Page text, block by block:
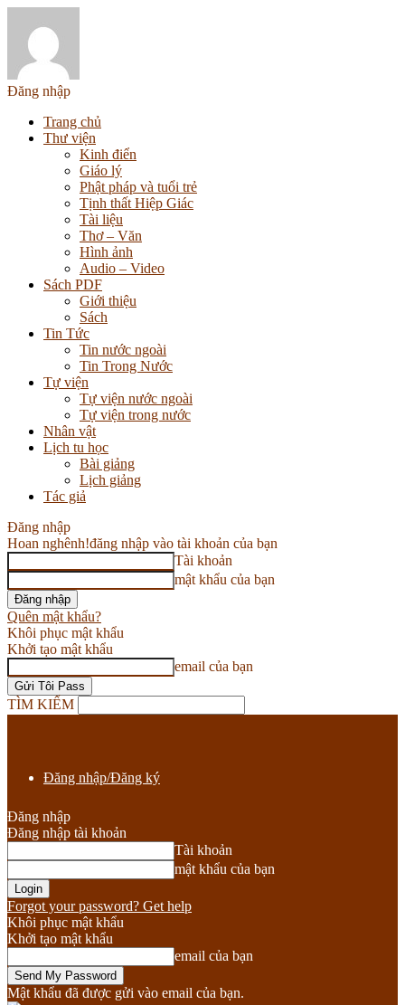
Đăng nhập
Trang chủ
Thư viện
Kinh điển
Giáo lý
Phật pháp và tuổi trẻ
Tịnh thất Hiệp Giác
Tài liệu
Thơ – Văn
Hình ảnh
Audio – Video
Sách PDF
Giới thiệu
Sách
Tin Tức
Tin nước ngoài
Tin Trong Nước
Tự viện
Tự viện nước ngoài
Tự viện trong nước
Nhân vật
Lịch tu học
Bài giảng
Lịch giảng
Tác giả
Đăng nhập
Hoan nghênh!đăng nhập vào tài khoản của bạn
Tài khoản
mật khẩu của bạn
Quên mật khẩu?
Khôi phục mật khẩu
Khởi tạo mật khẩu
email của bạn
TÌM KIẾM
Đăng nhập/Đăng ký
Đăng nhập
Đăng nhập tài khoản
Tài khoản
mật khẩu của bạn
Forgot your password? Get help
Khôi phục mật khẩu
Khởi tạo mật khẩu
email của bạn
Mật khẩu đã được gửi vào email của bạn.